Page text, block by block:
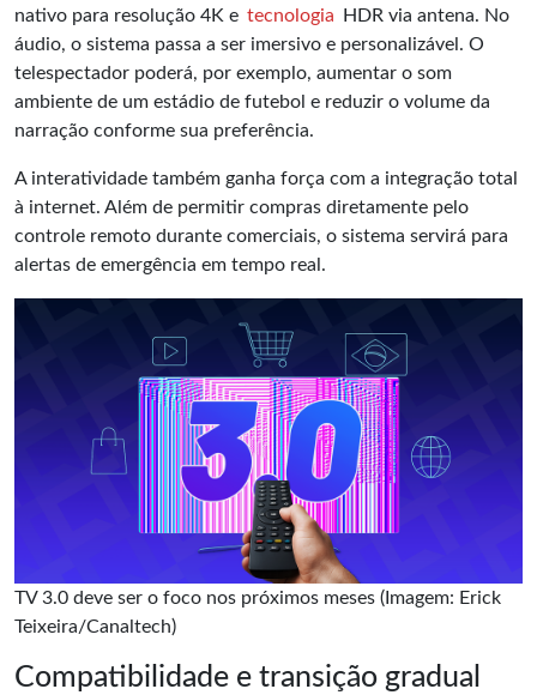
nativo para resolução 4K e tecnologia
HDR via antena. No
áudio, o sistema passa a ser imersivo e personalizável. O
telespectador poderá, por exemplo, aumentar o som
ambiente de um estádio de futebol e reduzir o volume da
narração conforme sua preferência.
A interatividade também ganha força com a integração total
à internet. Além de permitir compras diretamente pelo
controle remoto durante comerciais, o sistema servirá para
alertas de emergência em tempo real.
TV 3.0 deve ser o foco nos próximos meses (Imagem: Erick
Teixeira/Canaltech)
Compatibilidade e transição gradual